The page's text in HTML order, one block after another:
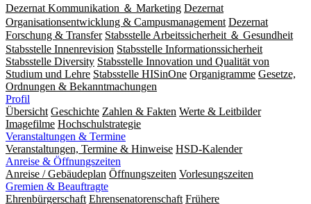
Dezernat Kommunikation ＆ Marketing Dezernat
Organisationsentwicklung & Campusmanagement Dezernat
Forschung & Transfer Stabsstelle Arbeitssicherheit ＆ Gesundheit
Stabsstelle Innenrevision Stabsstelle In­for­ma­ti­ons­sicher­heit
Stabsstelle Diversity Stabsstelle Innovation und Qualität von
Studium und Lehre Stabsstelle HISinOne Organigramme Gesetze,
Ordnungen & Bekanntmachungen
Profil
Übersicht Geschichte Zahlen & Fakten Werte & Leitbilder
Imagefilme Hochschulstrategie
Veranstaltungen & Termine
Veranstaltungen, Termine & Hinweise HSD-Kalender
Anreise & Öffnungszeiten
Anreise / Gebäudeplan Öffnungszeiten Vorlesungszeiten
Gremien & Beauftragte
Ehrenbürgerschaft Ehrensenatorenschaft Frühere